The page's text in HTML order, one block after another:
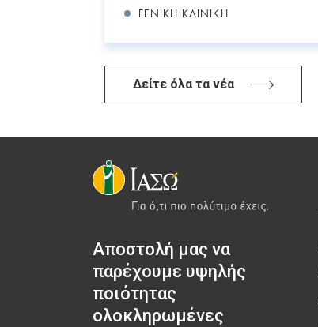
ΓΕΝΙΚΉ ΚΛΙΝΙΚΉ
Δείτε όλα τα νέα
Αποστολή μας να
παρέχουμε υψηλής
ποιότητας
ολοκληρωμένες